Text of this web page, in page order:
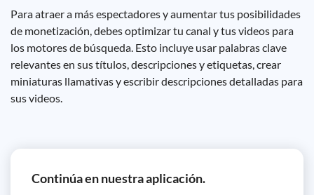
Para atraer a más espectadores y aumentar tus posibilidades
de monetización, debes optimizar tu canal y tus videos para
los motores de búsqueda. Esto incluye usar palabras clave
relevantes en sus títulos, descripciones y etiquetas, crear
miniaturas llamativas y escribir descripciones detalladas para
sus videos.
Continúa en nuestra aplicación.